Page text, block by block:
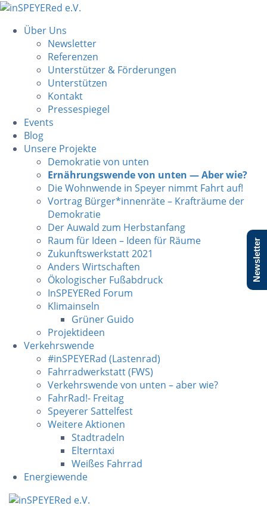
Über Uns
Newsletter
Referenzen
Unterstützer & Förderungen
Unterstützen
Kontakt
Pressespiegel
Events
Blog
Unsere Projekte
Demokratie von unten
Ernährungswende von unten — Aber wie?
Die Wohnwende in Speyer nimmt Fahrt auf!
Vortrag Bürger*innenräte – Krafträume der
Demokratie
Der Auwald zum Herbstanfang
Raum für Ideen – Ideen für Räume
Zukunftswerkstatt 2021
Anders Wirtschaften
Ökologischer Fußabdruck
InSPEYERed Forum
Klimainseln
Grüner Guido
Projektideen
Verkehrswende
#inSPEYERad (Lastenrad)
Fahrradwerkstatt (FWS)
Verkehrswende von unten – aber wie?
FahrRad!- Freitag
Speyerer Sattelfest
Weitere Aktionen
Stadtradeln
Elterntaxi
Weißes Fahrrad
Energiewende
Skip
Newsletter